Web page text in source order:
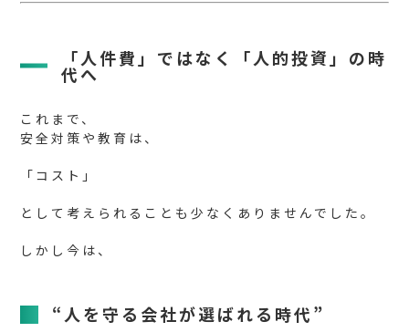
「人件費」ではなく「人的投資」の時
代へ
これまで、
安全対策や教育は、
「コスト」
として考えられることも少なくありませんでした。
しかし今は、
“人を守る会社が選ばれる時代”